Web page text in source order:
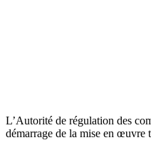
L’Autorité de régulation des
démarrage de la mise en œuvre